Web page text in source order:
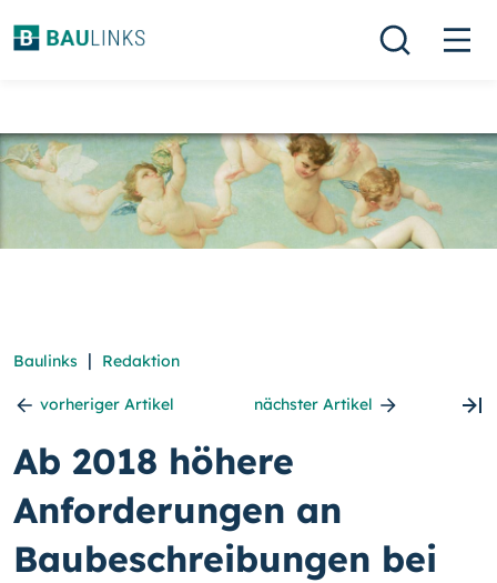
Baulinks | Redaktion
vorheriger Artikel nächster Artikel
Ab 2018 höhere
Anforderungen an
Baubeschreibungen bei